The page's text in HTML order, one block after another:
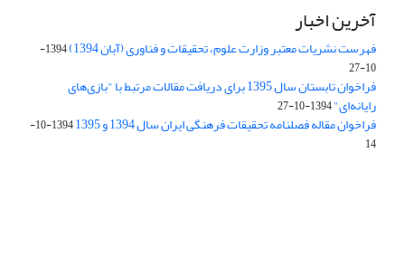
آخرین اخبار
فهرست نشریات معتبر وزارت علوم، تحقیقات و فناوری (آبان 1394)
1394-
10-27
فراخوان تابستان سال 1395 برای دریافت مقالات مرتبط با "بازی‌های
رایانه‌ای"1394-10-27
فراخوان مقاله فصلنامه تحقیقات فرهنگی ایران سال 1394 و 1395
1394-10-
14